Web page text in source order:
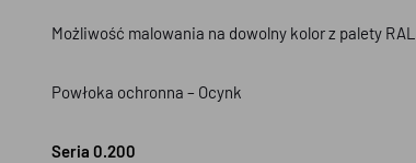
Możliwość malowania na dowolny kolor z palety RAL
Powłoka ochronna – Ocynk
Seria 0.200